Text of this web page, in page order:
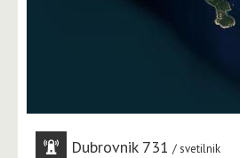
Dubrovnik 731 svetilnik